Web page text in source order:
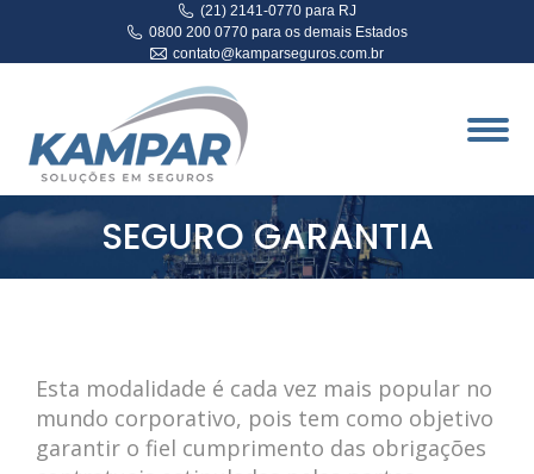
(21) 2141-0770 para RJ
0800 200 0770 para os demais Estados
contato@kamparseguros.com.br
SEGURO GARANTIA
Esta modalidade é cada vez mais popular no
mundo corporativo, pois tem como objetivo
garantir o fiel cumprimento das obrigações